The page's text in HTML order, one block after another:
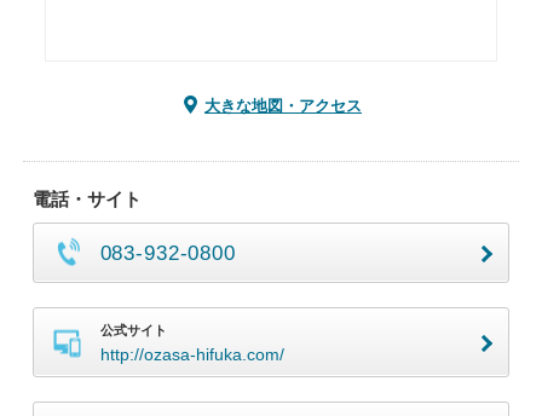
大きな地図・アクセス
電話・サイト
083-932-0800
公式サイト
http://ozasa-hifuka.com/